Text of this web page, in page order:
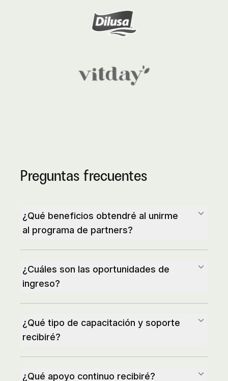
Preguntas frecuentes
¿Qué beneficios obtendré al unirme
al programa de partners?
¿Cuáles son las oportunidades de
ingreso?
¿Qué tipo de capacitación y soporte
recibiré?
¿Qué apoyo continuo recibiré?